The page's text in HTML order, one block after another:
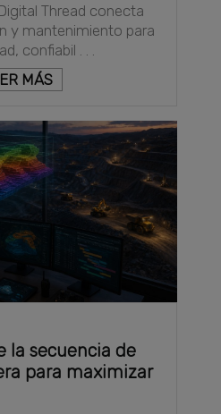
Thread conecta
y mantenimiento para
confiabil . . .
MÁS
la secuencia de
para maximizar